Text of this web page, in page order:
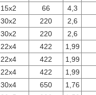
15x2 66 4,3
30x2 220 2,6
30x2 220 2,6
22x4 422 1,99
22x4 422 1,99
22x4 422 1,99
30x4 650 1,76